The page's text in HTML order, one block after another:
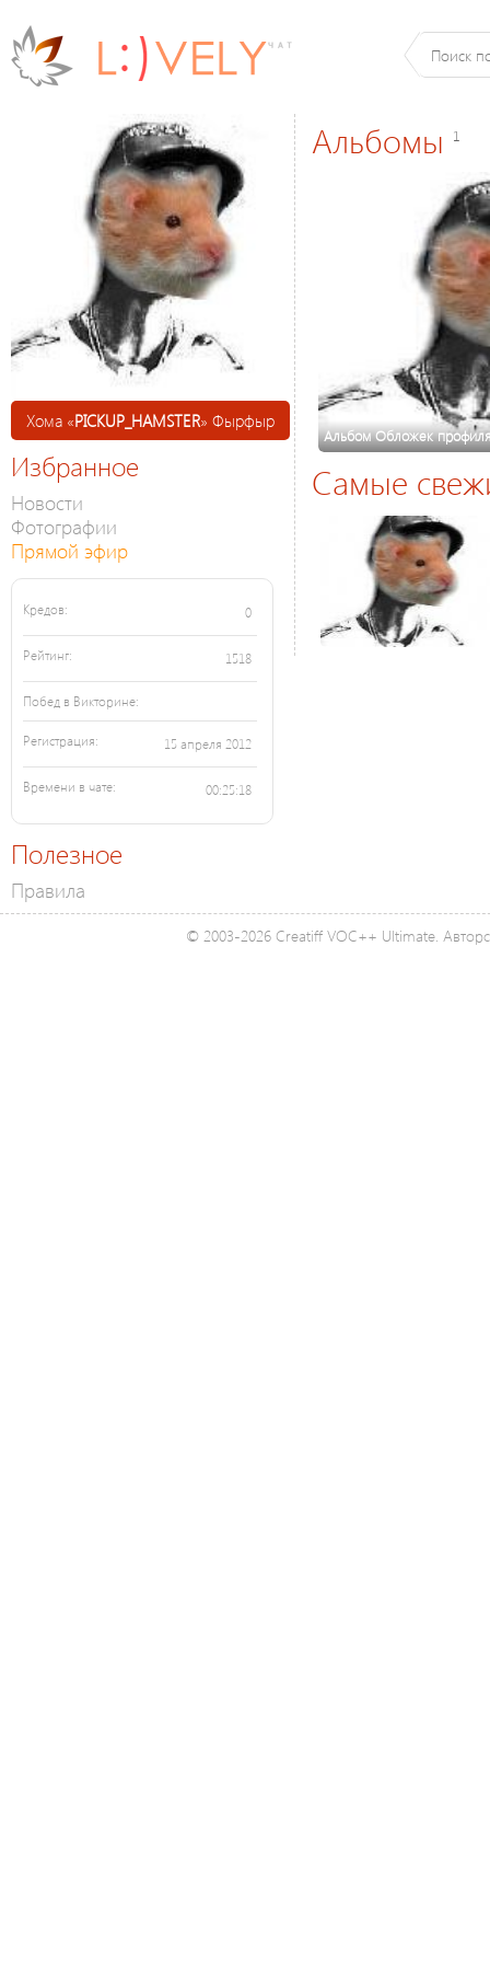
Хома «PICKUP_HAMSTER» Фырфыр
Избранное
Новости
Фотографии
Прямой эфир
Кредов: 0
Рейтинг: 1518
Побед в Викторине:
Регистрация: 15 апреля 2012
Времени в чате: 00:25:18
Полезное
Правила
Альбомы 1
Альбом Обложек профиля
Самые
© 2003-2026 Creatiff VOC++ Ultimate.